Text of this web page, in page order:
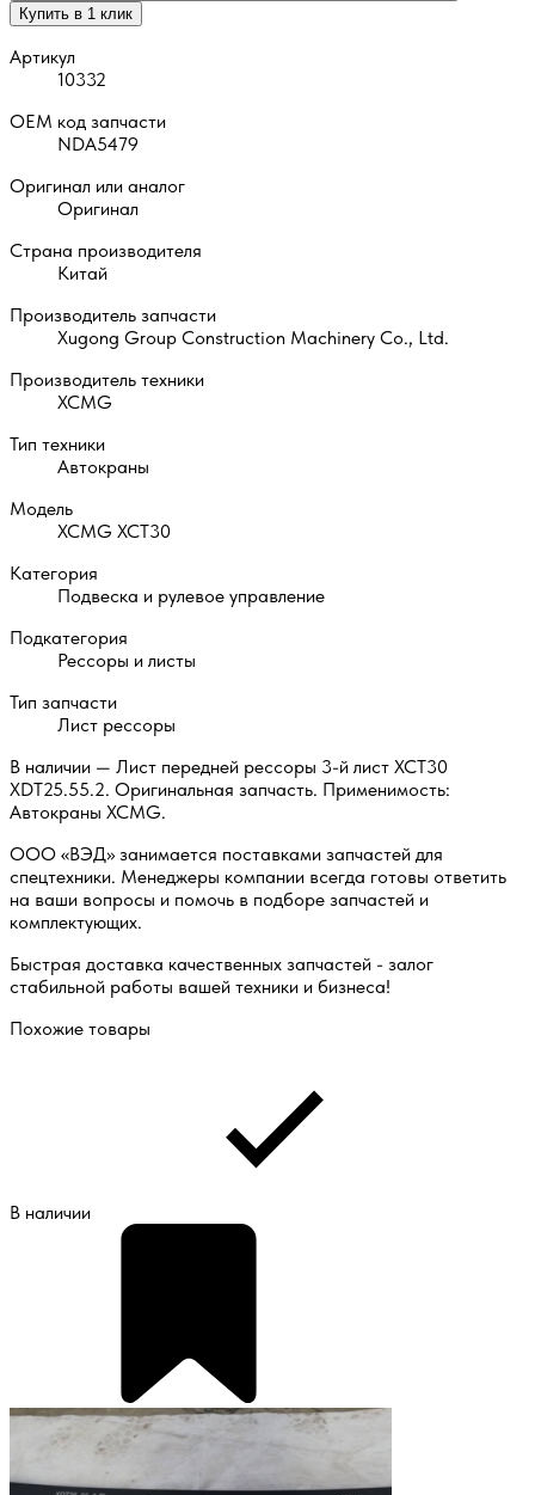
Купить в 1 клик
Артикул
10332
OEM код запчасти
NDA5479
Оригинал или аналог
Оригинал
Страна производителя
Китай
Производитель запчасти
Xugong Group Construction Machinery Co., Ltd.
Производитель техники
XCMG
Тип техники
Автокраны
Модель
XCMG XCT30
Категория
Подвеска и рулевое управление
Подкатегория
Рессоры и листы
Тип запчасти
Лист рессоры
В наличии — Лист передней рессоры 3-й лист XCT30
XDT25.55.2. Оригинальная запчасть. Применимость:
Автокраны XCMG.
ООО «ВЭД» занимается поставками запчастей для
спецтехники. Менеджеры компании всегда готовы ответить
на ваши вопросы и помочь в подборе запчастей и
комплектующих.
Быстрая доставка качественных запчастей - залог
стабильной работы вашей техники и бизнеса!
Похожие товары
В наличии